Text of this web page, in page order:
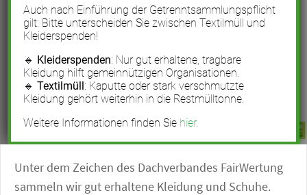
Unter dem Zeichen des Dachverbandes FairWertung
sammeln wir gut erhaltene Kleidung und Schuhe.